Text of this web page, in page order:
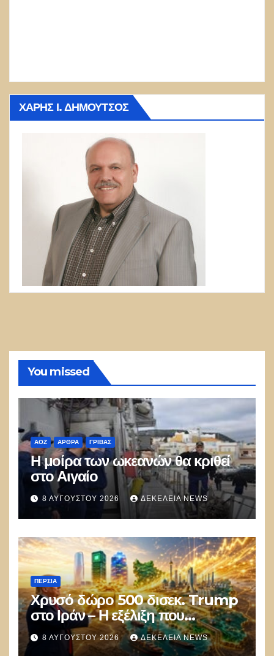
ΧΆΡΗΣ Ι. ΔΗΜΟΎΤΣΟΣ
You missed
ΑΟΖ ΑΡΘΡΑ ΓΡΊΒΑΣ
Η μοίρα των ωκεανών θα κριθεί
στο Αιγαίο
8 ΑΥΓΟΎΣΤΟΥ 2026 ΔΕΚΈΛΕΙΑ NEWS
ΠΕΡΣΊΑ
Χρυσό δώρο 500 δισεκ. Trump
στο Ιράν – Η εξέλιξη που
αποδίδει κέρδη μεγαλύτερα από
τις Apple, Nvidia και Google
8 ΑΥΓΟΎΣΤΟΥ 2026 ΔΕΚΈΛΕΙΑ NEWS